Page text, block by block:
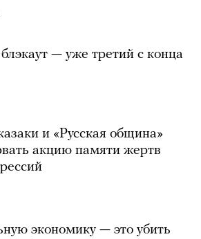
— уже третий с конца
и «Русская община»
акцию памяти жертв
экономику — это убить